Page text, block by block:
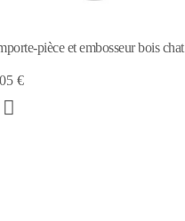
pièce et embosseur bois chat
€